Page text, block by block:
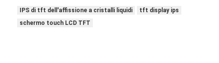
IPS di tft dell'affissione a cristalli liquidi
tft display ips
schermo touch LCD TFT